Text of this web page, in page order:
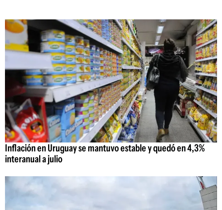
Inflación en Uruguay se mantuvo estable y quedó en 4,3%
interanual a julio